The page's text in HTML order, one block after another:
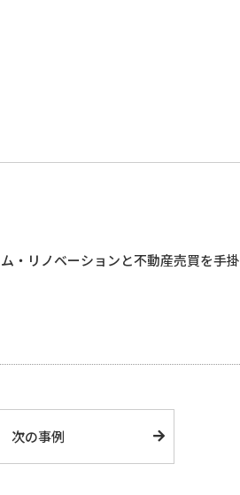
・リノベーションと不動産売買を手
次の事例